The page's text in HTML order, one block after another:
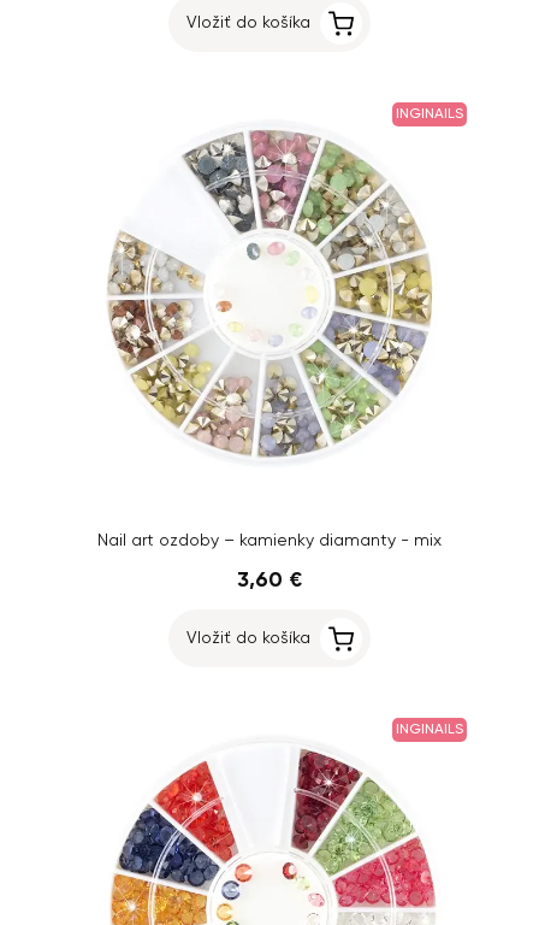
Vložiť do košíka
INGINAILS
Nail art ozdoby – kamienky diamanty - mix
3,60 €
Vložiť do košíka
INGINAILS